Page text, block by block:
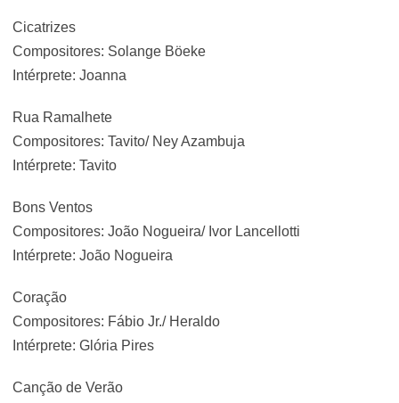
Cicatrizes
Compositores: Solange Böeke
Intérprete: Joanna
Rua Ramalhete
Compositores: Tavito/ Ney Azambuja
Intérprete: Tavito
Bons Ventos
Compositores: João Nogueira/ Ivor Lancellotti
Intérprete: João Nogueira
Coração
Compositores: Fábio Jr./ Heraldo
Intérprete: Glória Pires
Canção de Verão